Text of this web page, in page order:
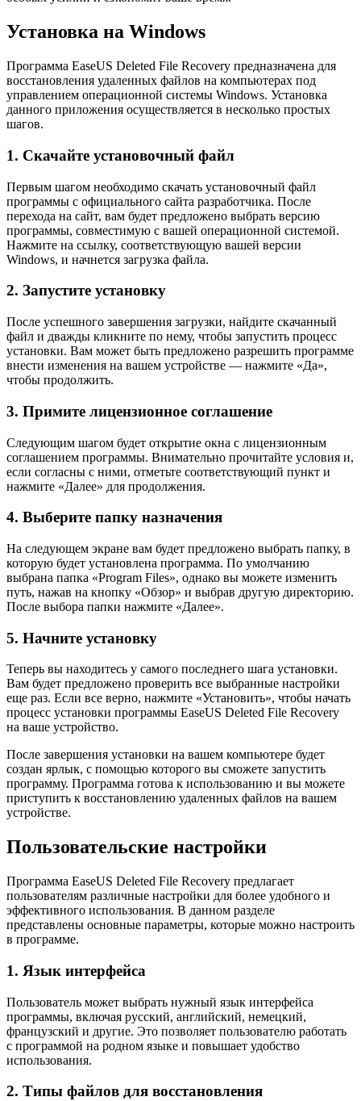
Установка на Windows
Программа EaseUS Deleted File Recovery предназначена для
восстановления удаленных файлов на компьютерах под
управлением операционной системы Windows. Установка
данного приложения осуществляется в несколько простых
шагов.
1. Скачайте установочный файл
Первым шагом необходимо скачать установочный файл
программы с официального сайта разработчика. После
перехода на сайт, вам будет предложено выбрать версию
программы, совместимую с вашей операционной системой.
Нажмите на ссылку, соответствующую вашей версии
Windows, и начнется загрузка файла.
2. Запустите установку
После успешного завершения загрузки, найдите скачанный
файл и дважды кликните по нему, чтобы запустить процесс
установки. Вам может быть предложено разрешить программе
внести изменения на вашем устройстве — нажмите «Да»,
чтобы продолжить.
3. Примите лицензионное соглашение
Следующим шагом будет открытие окна с лицензионным
соглашением программы. Внимательно прочитайте условия и,
если согласны с ними, отметьте соответствующий пункт и
нажмите «Далее» для продолжения.
4. Выберите папку назначения
На следующем экране вам будет предложено выбрать папку, в
которую будет установлена программа. По умолчанию
выбрана папка «Program Files», однако вы можете изменить
путь, нажав на кнопку «Обзор» и выбрав другую директорию.
После выбора папки нажмите «Далее».
5. Начните установку
Теперь вы находитесь у самого последнего шага установки.
Вам будет предложено проверить все выбранные настройки
еще раз. Если все верно, нажмите «Установить», чтобы начать
процесс установки программы EaseUS Deleted File Recovery
на ваше устройство.
После завершения установки на вашем компьютере будет
создан ярлык, с помощью которого вы сможете запустить
программу. Программа готова к использованию и вы можете
приступить к восстановлению удаленных файлов на вашем
устройстве.
Пользовательские настройки
Программа EaseUS Deleted File Recovery предлагает
пользователям различные настройки для более удобного и
эффективного использования. В данном разделе
представлены основные параметры, которые можно настроить
в программе.
1. Язык интерфейса
Пользователь может выбрать нужный язык интерфейса
программы, включая русский, английский, немецкий,
французский и другие. Это позволяет пользователю работать
с программой на родном языке и повышает удобство
использования.
2. Типы файлов для восстановления